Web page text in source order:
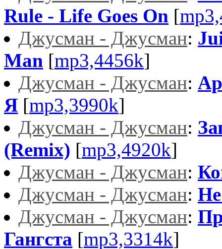
Rule - Life Goes On [
Джусман - Джусман:
Man [mp3,4456k]
Джусман - Джусман:
Я [mp3,3990k]
Джусман - Джусман:
(Remix) [mp3,4920k]
Джусман - Джусман:
Джусман - Джусман:
Джусман - Джусман:
Гангста [mp3,3314k]